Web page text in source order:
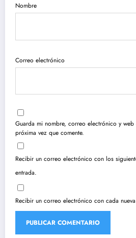
Nombre
Correo electrónico
Guarda mi nombre, correo electrónico y web
próxima vez que comente.
Recibir un correo electrónico con los
entrada.
Recibir un correo electrónico con cada